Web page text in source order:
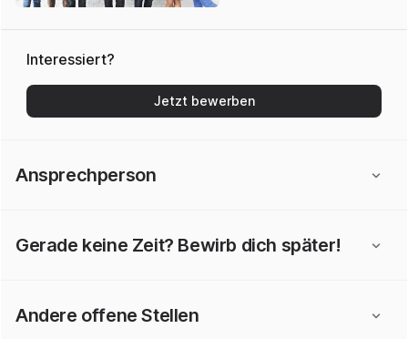
Interessiert?
Jetzt bewerben
Ansprechperson
Gerade keine Zeit? Bewirb dich später!
Andere offene Stellen